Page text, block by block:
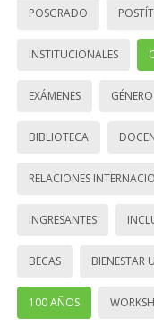
POSGRADO
INSTITUCIONALES
EXÁMENES GÉNERO
BIBLIOTECA
RELACIONES
INGRESANTES
BECAS BIENESTAR
100 AÑOS